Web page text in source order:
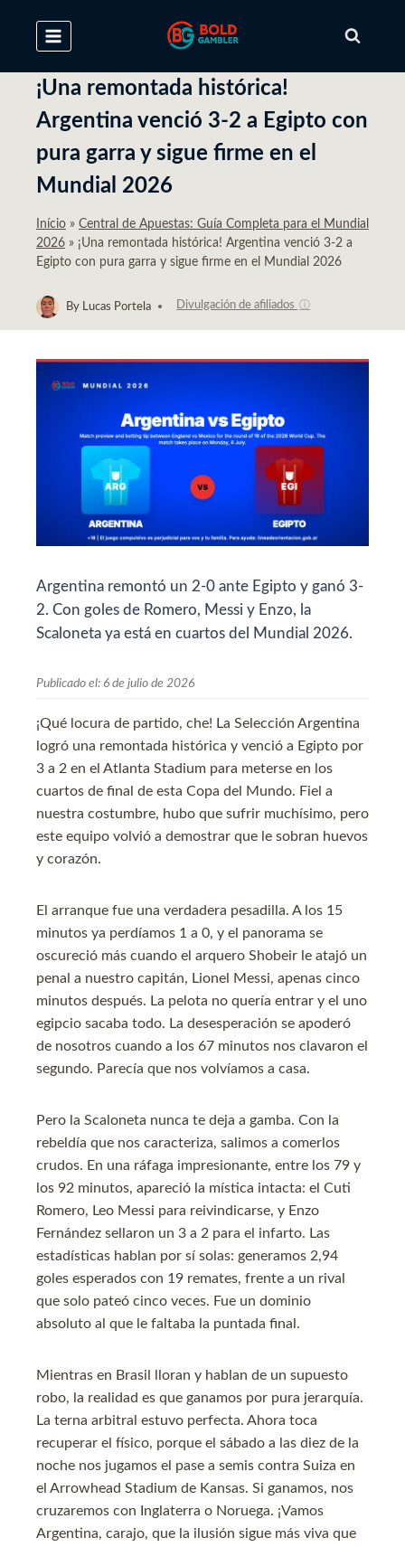
content
¡Una remontada histórica!
Argentina venció 3-2 a Egipto con
pura garra y sigue firme en el
Mundial 2026
Início » Central de Apuestas: Guía Completa para el Mundial
2026 » ¡Una remontada histórica! Argentina venció 3-2 a
Egipto con pura garra y sigue firme en el Mundial 2026
By Lucas Portela Divulgación de afiliados ⓘ
Argentina remontó un 2-0 ante Egipto y ganó 3-
2. Con goles de Romero, Messi y Enzo, la
Scaloneta ya está en cuartos del Mundial 2026.
Publicado el: 6 de julio de 2026
¡Qué locura de partido, che! La Selección Argentina
logró una remontada histórica y venció a Egipto por
3 a 2 en el Atlanta Stadium para meterse en los
cuartos de final de esta Copa del Mundo. Fiel a
nuestra costumbre, hubo que sufrir muchísimo, pero
este equipo volvió a demostrar que le sobran huevos
y corazón.
El arranque fue una verdadera pesadilla. A los 15
minutos ya perdíamos 1 a 0, y el panorama se
oscureció más cuando el arquero Shobeir le atajó un
penal a nuestro capitán, Lionel Messi, apenas cinco
minutos después. La pelota no quería entrar y el uno
egipcio sacaba todo. La desesperación se apoderó
de nosotros cuando a los 67 minutos nos clavaron el
segundo. Parecía que nos volvíamos a casa.
Pero la Scaloneta nunca te deja a gamba. Con la
rebeldía que nos caracteriza, salimos a comerlos
crudos. En una ráfaga impresionante, entre los 79 y
los 92 minutos, apareció la mística intacta: el Cuti
Romero, Leo Messi para reivindicarse, y Enzo
Fernández sellaron un 3 a 2 para el infarto. Las
estadísticas hablan por sí solas: generamos 2,94
goles esperados con 19 remates, frente a un rival
que solo pateó cinco veces. Fue un dominio
absoluto al que le faltaba la puntada final.
Mientras en Brasil lloran y hablan de un supuesto
robo, la realidad es que ganamos por pura jerarquía.
La terna arbitral estuvo perfecta. Ahora toca
recuperar el físico, porque el sábado a las diez de la
noche nos jugamos el pase a semis contra Suiza en
el Arrowhead Stadium de Kansas. Si ganamos, nos
cruzaremos con Inglaterra o Noruega. ¡Vamos
Argentina, carajo, que la ilusión sigue más viva que